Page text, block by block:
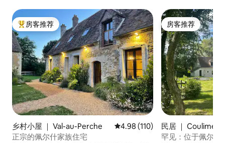
热门「房客推荐」
房客推荐
乡村小屋 ｜ Val-au-Perche 平均评分 4.98 分（满分 5 分），
4.98 (110)
正宗的佩尔什家族住宅
房客推荐
房客推荐
民居 ｜ Coulimer
罕见：位于佩尔